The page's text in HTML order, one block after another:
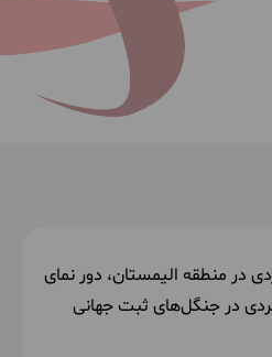
در منطقه الیمستان، دور نمای
در جنگل‌های ثبت جهانی